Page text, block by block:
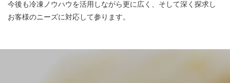
今後も冷凍ノウハウを活用しながら更に広く、そして深く探求し
お客様のニーズに対応して参ります。